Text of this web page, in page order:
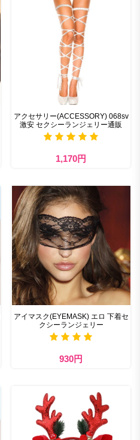
アクセサリー(ACCESSORY) 068sv
激安 セクシーランジェリー通販
1,170円
アイマスク(EYEMASK) エロ 下着セ
クシーランジェリー
930円